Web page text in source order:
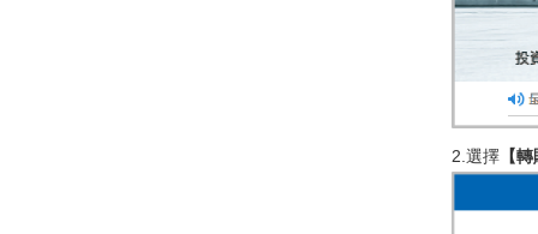
2.選擇 【